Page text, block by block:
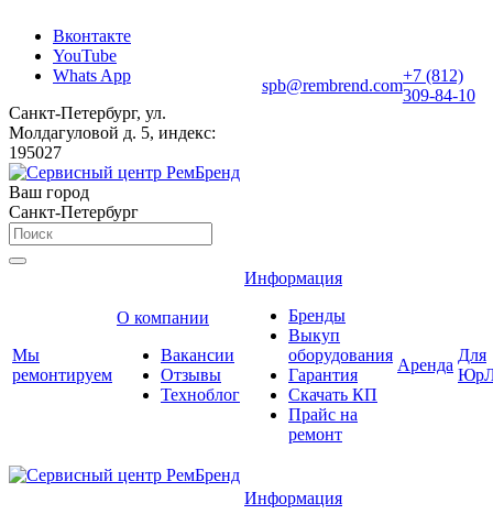
Вконтакте
YouTube
Whats App
Санкт-Петербург, ул.
Молдагуловой д. 5, индекс:
195027
spb@rembrend.com
+7 (812)
309-84-10
Ваш город
Санкт-Петербург
Мы
ремонтируем
О компании
Вакансии
Отзывы
Техноблог
Информация
Бренды
Выкуп
оборудования
Гарантия
Скачать КП
Прайс на
ремонт
Аренда
Для
Информация